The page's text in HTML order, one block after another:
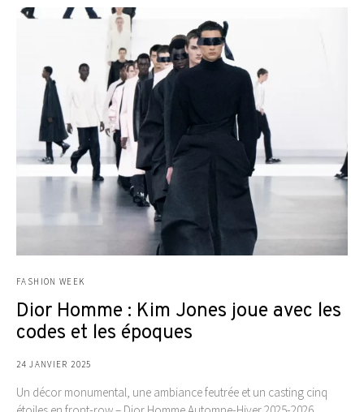
FASHION WEEK
Dior Homme : Kim Jones joue avec les
codes et les époques
24 JANVIER 2025
Un décor monumental, une ambiance feutrée et un casting cinq